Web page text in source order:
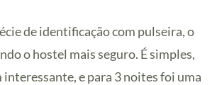
de identificação com pulseira, o
o hostel mais seguro. É simples,
interessante, e para 3 noites foi uma